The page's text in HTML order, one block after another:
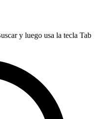
y luego usa la tecla Tab